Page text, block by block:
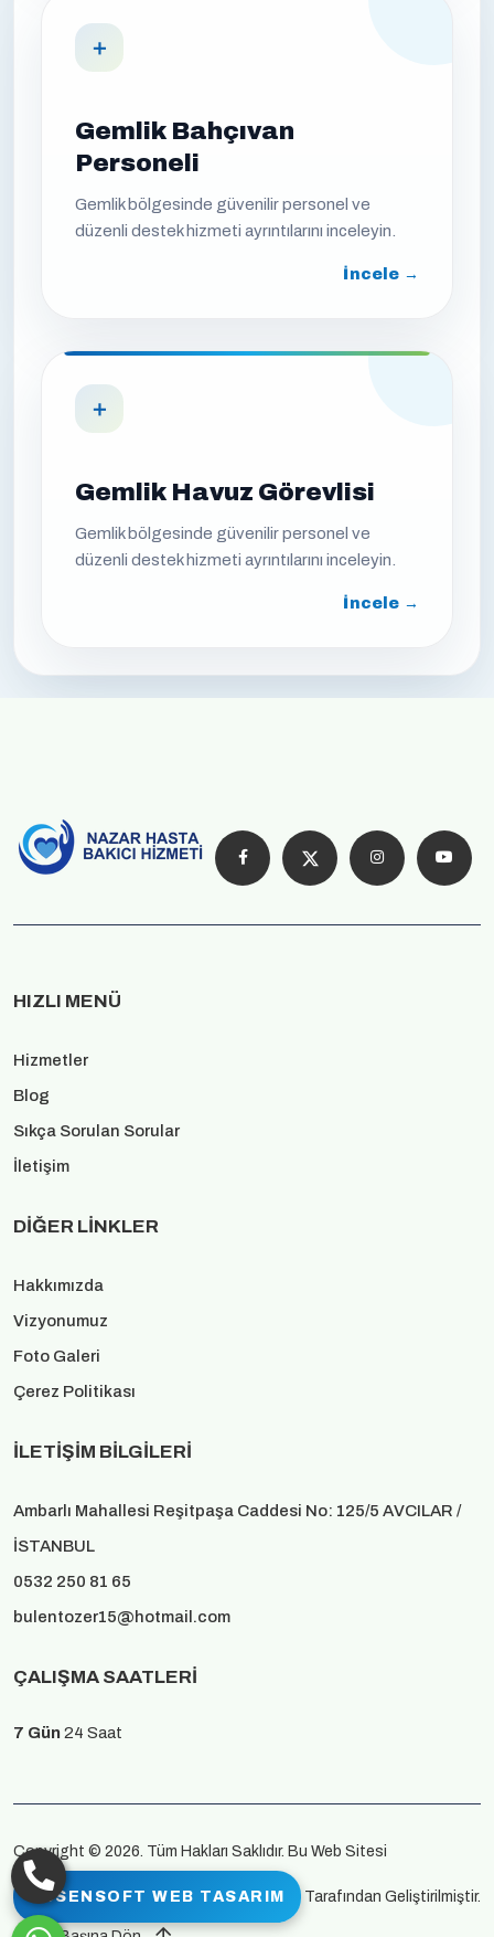
＋
Gemlik Bahçıvan
Personeli
Gemlik bölgesinde güvenilir personel ve
düzenli destek hizmeti ayrıntılarını inceleyin.
İncele →
＋
Gemlik Havuz Görevlisi
Gemlik bölgesinde güvenilir personel ve
düzenli destek hizmeti ayrıntılarını inceleyin.
İncele →
HIZLI MENÜ
Hizmetler
Blog
Sıkça Sorulan Sorular
İletişim
DIĞER LINKLER
Hakkımızda
Vizyonumuz
Foto Galeri
Çerez Politikası
İLETIŞIM BILGILERI
Ambarlı Mahallesi Reşitpaşa Caddesi No: 125/5 AVCILAR /
İSTANBUL
0532 250 81 65
bulentozer15@hotmail.com
ÇALIŞMA SAATLERI
7 Gün24 Saat
Copyright © 2026. Tüm Hakları Saklıdır. Bu Web Sitesi
YUSENSOFT WEB TASARIM Tarafından Geliştirilmiştir.